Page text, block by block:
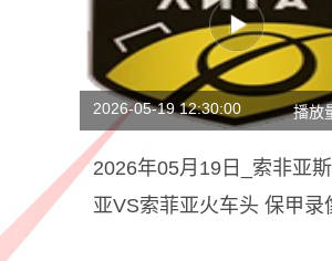
2026-05-19 12:30:00 播放
2026年05月19日_索非亚
亚VS索菲亚火车头 保甲录